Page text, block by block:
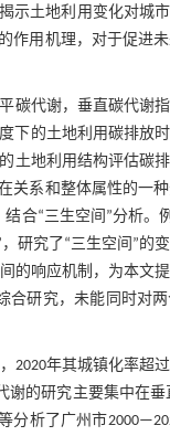
示土地利用变化对城
作用机理，对于促进
碳代谢，垂直碳代谢
下的土地利用碳排放
土地利用结构评估碳
关系和整体属性的一
合“三生空间”分析。
研究了“三生空间”的
的响应机制，为本文
合研究，未能同时对
2020年其城镇化率超
的研究主要集中在垂
分析了广州市